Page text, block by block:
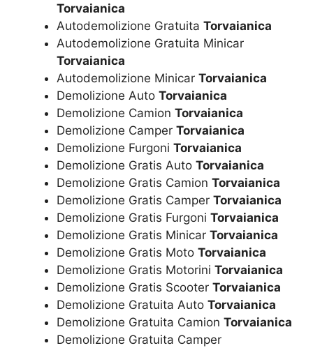
Torvaianica
Autodemolizione Gratuita Torvaianica
Autodemolizione Gratuita Minicar
Torvaianica
Autodemolizione Minicar Torvaianica
Demolizione Auto Torvaianica
Demolizione Camion Torvaianica
Demolizione Camper Torvaianica
Demolizione Furgoni Torvaianica
Demolizione Gratis Auto Torvaianica
Demolizione Gratis Camion Torvaianica
Demolizione Gratis Camper Torvaianica
Demolizione Gratis Furgoni Torvaianica
Demolizione Gratis Minicar Torvaianica
Demolizione Gratis Moto Torvaianica
Demolizione Gratis Motorini Torvaianica
Demolizione Gratis Scooter Torvaianica
Demolizione Gratuita Auto Torvaianica
Demolizione Gratuita Camion Torvaianica
Demolizione Gratuita Camper